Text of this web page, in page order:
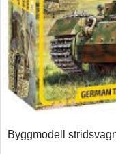
Byggmodell